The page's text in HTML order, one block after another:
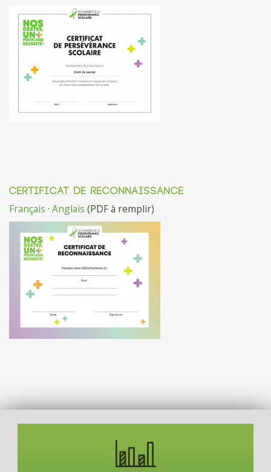
CERTIFICAT DE RECONNAISSANCE
Français · Anglais (PDF à remplir)